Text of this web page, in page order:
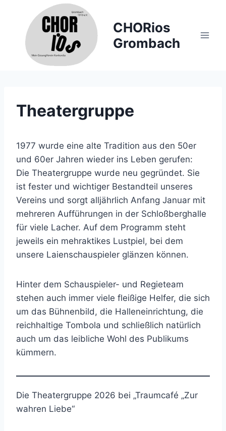
springen
CHORios
Grombach
Theatergruppe
1977 wurde eine alte Tradition aus den 50er
und 60er Jahren wieder ins Leben gerufen:
Die Theatergruppe wurde neu gegründet. Sie
ist fester und wichtiger Bestandteil unseres
Vereins und sorgt alljährlich Anfang Januar mit
mehreren Aufführungen in der Schloßberghalle
für viele Lacher. Auf dem Programm steht
jeweils ein mehraktikes Lustpiel, bei dem
unsere Laienschauspieler glänzen können.
Hinter dem Schauspieler- und Regieteam
stehen auch immer viele fleißige Helfer, die sich
um das Bühnenbild, die Halleneinrichtung, die
reichhaltige Tombola und schließlich natürlich
auch um das leibliche Wohl des Publikums
kümmern.
Die Theatergruppe 2026 bei „Traumcafé „Zur
wahren Liebe“